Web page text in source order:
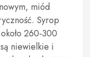
miód
Syrop
260-300
niewielkie i